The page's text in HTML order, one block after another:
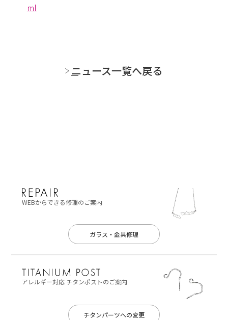
ml
ニュース一覧へ戻る
WEBからできる修理のご案内
ガラス・金具修理
アレルギー対応チタンポストのご案内
チタンパーツへの変更